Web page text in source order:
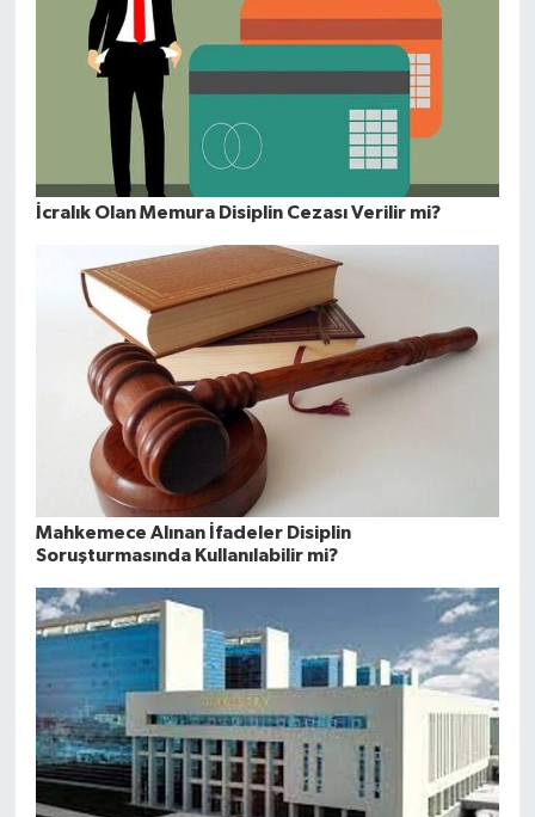
İcralık Olan Memura Disiplin Cezası Verilir mi?
Mahkemece Alınan İfadeler Disiplin
Soruşturmasında Kullanılabilir mi?